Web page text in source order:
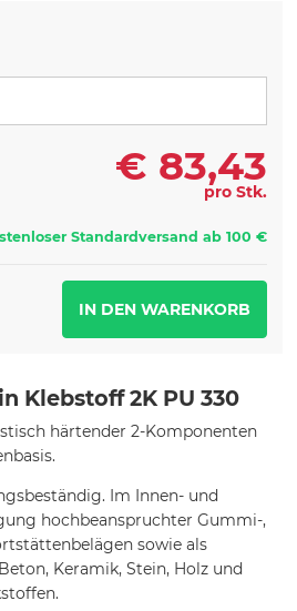
€ 83,43
pro Stk.
Standardversand ab 100 €
Klebstoff 2K PU 330
härtender 2-Komponenten
Im Innen- und
hochbeanspruchter Gummi-,
sowie als
Keramik, Stein, Holz und